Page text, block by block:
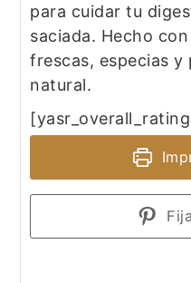
para cuidar tu
saciada. Hecho
frescas, especias y
natural.